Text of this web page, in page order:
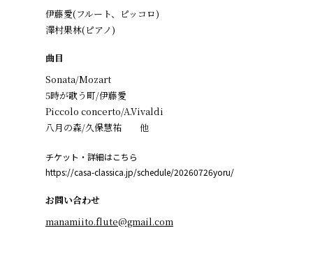
伊藤愛(フルート、ピッコロ)
澤村果林(ピアノ)
曲目
Sonata/Mozart
5時が歌う町/伊藤愛
Piccolo concerto/A.Vivaldi
八月の森/久保慧祐 他
チケット・詳細はこちら
https://casa-classica.jp/schedule/20260726yoru/
お問い合わせ
manamiito.flute@gmail.com